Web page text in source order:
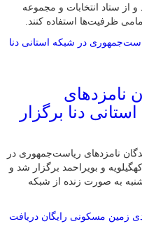
از ستاد انتخابات و مجموعه
ظرفیت‌ها استفاده کنند.
نامزدهای
دنا برگزار
نامزدهای ریاست‌جمهوری در
و بویراحمد برگزار شد و
این میزگرد ساعت ۱۶ چهارشنبه به صورت زنده از شبکه